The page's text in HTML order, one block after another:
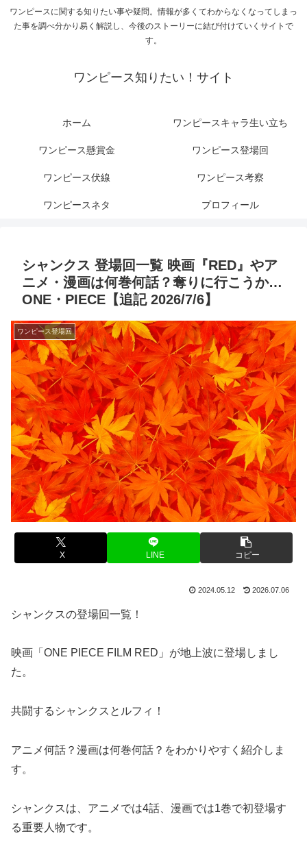
ワンピースに関する知りたい事や疑問。情報が多くてわからなくなってしまっ
た事を調べ分かり易く解説し、今後のストーリーに結び付けていくサイトで
す。
ワンピース知りたい！サイト
ホーム ワンピースキャラ生い立ち
ワンピース懸賞金 ワンピース登場回
ワンピース伏線 ワンピース考察
ワンピースネタ プロフィール
シャンクス 登場回一覧 映画『RED』やア
ニメ・漫画は何巻何話？奪りに行こうか…
ONE・PIECE【追記 2026/7/6】
ワンピース登場回
X LINE コピー
2024.05.12 2026.07.06
シャンクスの登場回一覧！
映画「ONE PIECE FILM RED」が地上波に登場しまし
た。
共闘するシャンクスとルフィ！
アニメ何話？漫画は何巻何話？ をわかりやすく紹介しま
す。
シャンクスは、アニメでは4話、漫画では1巻で初登場す
る重要人物です。